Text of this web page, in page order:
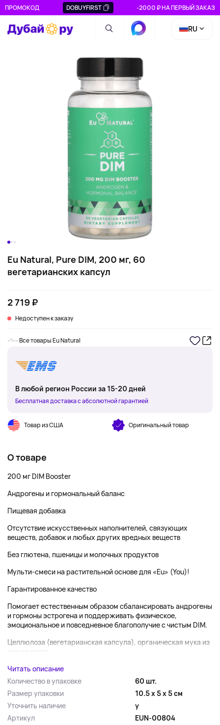
ПРОМОКОД DOBUYFIRST -2000 ₽ НА ПЕРВЫЙ ЗАКАЗ
RU
Eu Natural, Pure DIM, 200 мг, 60
вегетарианских капсул
2 719 ₽
Недоступен к заказу
Все товары Eu Natural
В любой регион России за 15-20 дней
Бесплатная доставка с абсолютной гарантией
Товар из США Оригинальный товар
О товаре
200 мг DIM Booster
Андрогены и гормональный баланс
Пищевая добавка
Отсутствие искусственных наполнителей, связующих
веществ, добавок и любых других вредных веществ
Без глютена, пшеницы и молочных продуктов
Мульти-смеси на растительной основе для «Eu» (You)!
Гарантированное качество
Помогает естественным образом сбалансировать андрогены
и гормоны эстрогена и поддерживать физическое,
эмоциональное и повседневное благополучие с чистым DIM.
Целлюлоза (вегетарианская капсула), органическая мука из
коричневого...
Читать описание
Количество в упаковке
60 шт.
Размер упаковки
10.5 x 5 x 5 см
Уточнить наличие
y
Артикул
EUN-00804